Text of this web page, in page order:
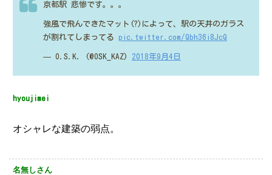
京都駅 悲惨です。。。
強風で飛んできたマット(?)によって、駅の天井のガラス
が割れてしまってる pic.twitter.com/Qbh36i8JcQ
— O.S.K. (@OSK_KAZ) 2018年9月4日
hyoujimei
オシャレな建築の弱点。
名無しさん